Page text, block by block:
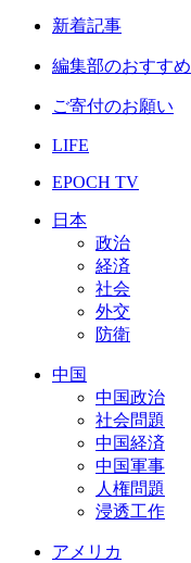
新着記事
編集部のおすすめ
ご寄付のお願い
LIFE
EPOCH TV
日本
政治
経済
社会
外交
防衛
中国
中国政治
社会問題
中国経済
中国軍事
人権問題
浸透工作
アメリカ